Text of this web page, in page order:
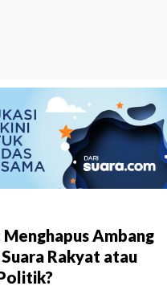
Ambang
Rakyat atau